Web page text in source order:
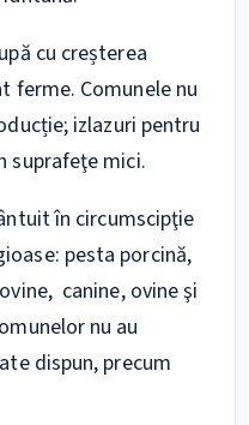
cu creșterea
ferme. Comunele nu
izlazuri pentru
suprafeţe mici.
în circumscipţie
pesta porcină,
canine, ovine şi
nu au
dispun, precum